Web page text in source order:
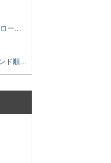
勝てるBO攻略【iフォロー実践16】勝てるトレーダーを見抜く
勝てるBO攻略【トレンド順張り実践35】下落からの反発を見極める